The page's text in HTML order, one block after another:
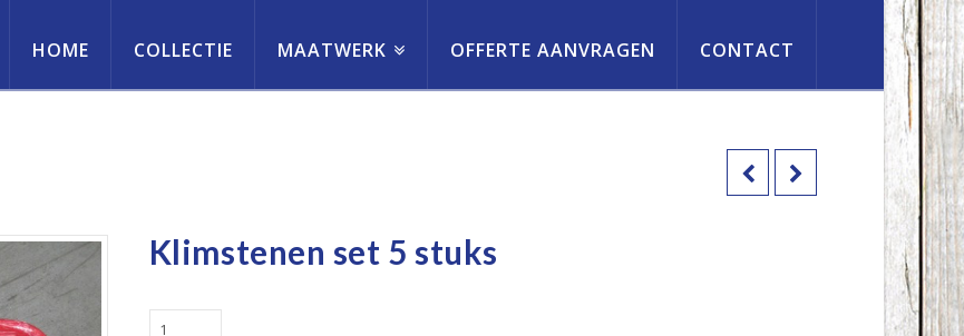
HOME COLLECTIE MAATWERK OFFERTE AANVRAGEN CONTACT
Klimstenen set 5 stuks
Klimstenen